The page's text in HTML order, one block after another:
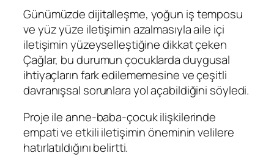
Günümüzde dijitalleşme, yoğun iş temposu
ve yüz yüze iletişimin azalmasıyla aile içi
iletişimin yüzeyselleştiğine dikkat çeken
Çağlar, bu durumun çocuklarda duygusal
ihtiyaçların fark edilememesine ve çeşitli
davranışsal sorunlara yol açabildiğini söyledi.
Proje ile anne-baba-çocuk ilişkilerinde
empati ve etkili iletişimin öneminin velilere
hatırlatıldığını belirtti.